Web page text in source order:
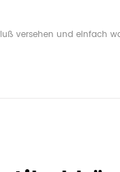
versehen und einfach